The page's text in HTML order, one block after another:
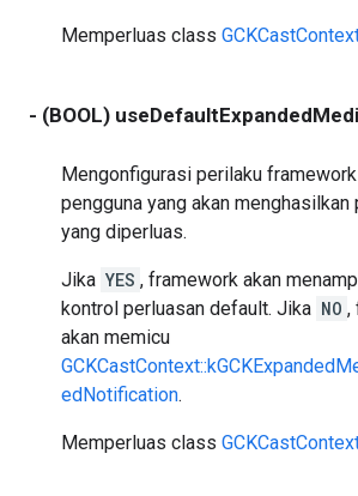
Memperluas class
- (BOOL)
Mengonfigurasi perilaku
pengguna yang akan
yang diperluas.
Jika YES , framework akan
kontrol perluasan default. Jika NO ,
akan memicu
edNotification.
Memperluas class